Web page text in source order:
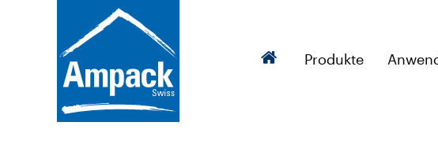
Produkte